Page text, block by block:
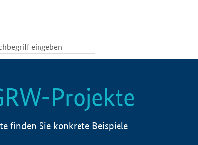
Projekte
finden Sie konkrete Beispiele